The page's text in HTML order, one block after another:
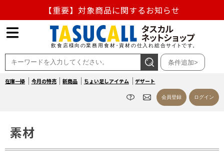
【重要】対象商品に関するお知らせ
【重要】熊本地震の影響による商品出荷停止のお知らせ
熊本県熊本地方を震源とする地震の影響によるお荷物のお
届け遅延について
【重要】対象商品に関するお知らせ
条件追加>
在庫一掃 今月の特売 新商品 ちょい足しアイテム デザート
会員登録 ログイン
素材